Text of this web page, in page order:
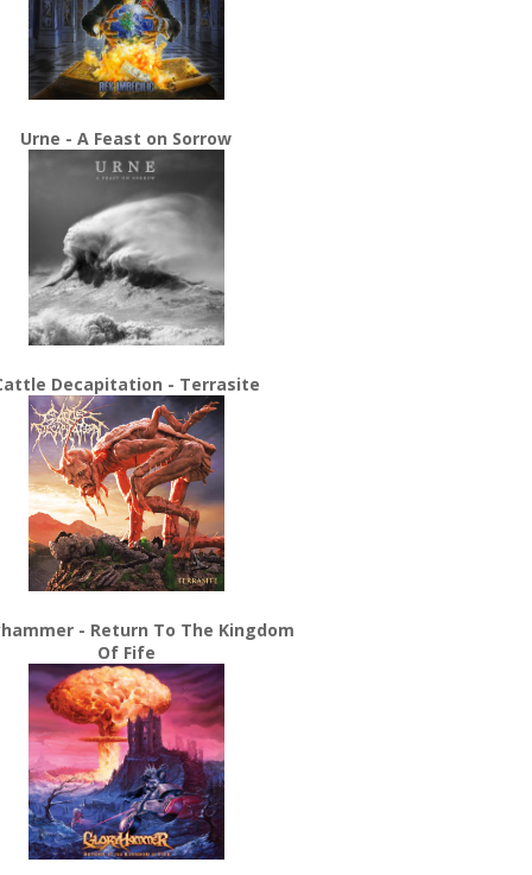
Urne - A Feast on Sorrow
Decapitation - Terrasite
- Return To The Kingdom
Of Fife